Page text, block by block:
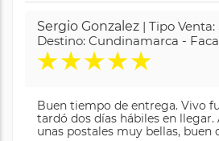
Sergio Gonzalez | Tipo
Destino: Cundinamarca -
★★★★★
Buen tiempo de entrega. Vivo
tardó dos días hábiles en llegar.
unas postales muy bellas, buen